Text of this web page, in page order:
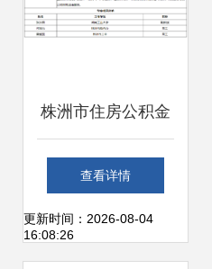
株洲市住房公积金
管理中心信息管理
系统运维服务单一
查看详情
更新时间：2026-08-04
16:08:26